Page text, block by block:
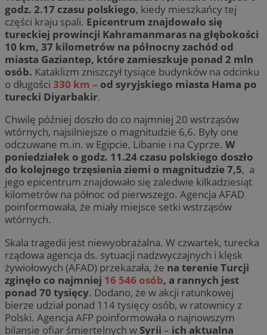
godz. 2.17 czasu polskiego, kiedy mieszkańcy tej
części kraju spali. Epicentrum znajdowało się
tureckiej prowincji Kahramanmaras na głębokości
10 km, 37 kilometrów na północny zachód od
miasta Gaziantep, które zamieszkuje ponad 2 mln
osób. Kataklizm zniszczył tysiące budynków na odcinku
o długości 330 km – od syryjskiego miasta Hama po
turecki Diyarbakir.
Chwilę później doszło do co najmniej 20 wstrząsów
wtórnych, najsilniejsze o magnitudzie 6,6. Były one
odczuwane m.in. w Egipcie, Libanie i na Cyprze. W
poniedziałek o godz. 11.24 czasu polskiego doszło
do kolejnego trzęsienia ziemi o magnitudzie 7,5, a
jego epicentrum znajdowało się zaledwie kilkadziesiąt
kilometrów na północ od pierwszego. Agencja AFAD
poinformowała, że miały miejsce setki wstrząsów
wtórnych.
Skala tragedii jest niewyobrażalna. W czwartek, turecka
rządowa agencja ds. sytuacji nadzwyczajnych i klęsk
żywiołowych (AFAD) przekazała, że na terenie Turcji
zginęło co najmniej 16 546 osób, a rannych jest
ponad 70 tysięcy. Dodano, że w akcji ratunkowej
bierze udział ponad 114 tysięcy osób, w ratownicy z
Polski. Agencja AFP poinformowała o najnowszym
bilansie ofiar śmiertelnych w Syrii – ich aktualna